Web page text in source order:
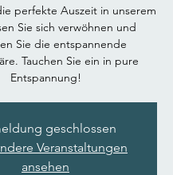
perfekte Auszeit in unserem
Sie sich verwöhnen und
Sie die entspannende
Tauchen Sie ein in pure
Entspannung!
geschlossen
Veranstaltungen
ansehen